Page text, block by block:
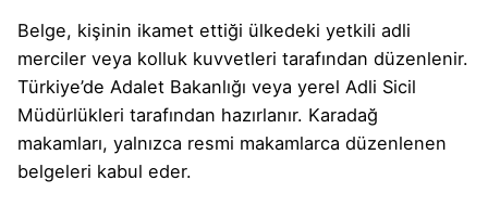
Belge, kişinin ikamet ettiği ülkedeki yetkili adli
merciler veya kolluk kuvvetleri tarafından düzenlenir.
Türkiye’de Adalet Bakanlığı veya yerel Adli Sicil
Müdürlükleri tarafından hazırlanır. Karadağ
makamları, yalnızca resmi makamlarca düzenlenen
belgeleri kabul eder.